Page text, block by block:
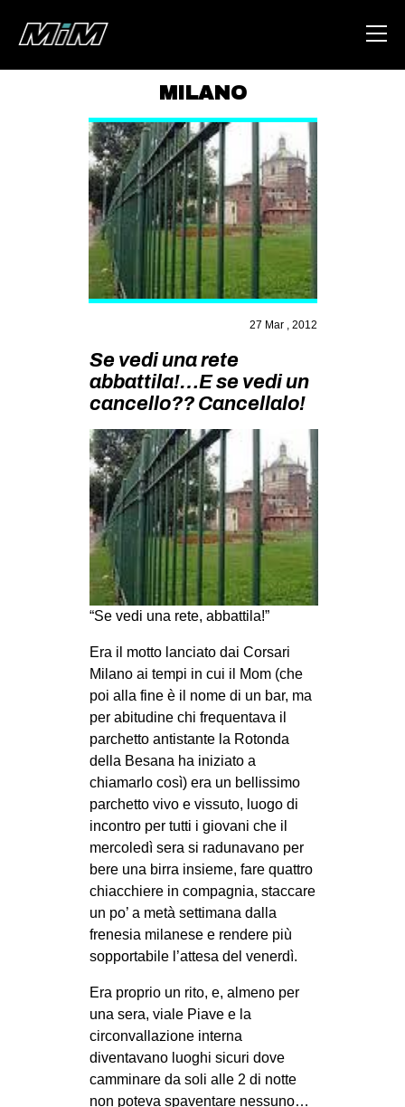
ABOUT
AREA
DEGENERAZIONE
GAZA FREESTYLE
CSOA LAMBRETTA
ZAM
MOBILITAZIONI
SPAZI
SPORT POPOLARE
MOVIMENTI
AMBIENTE
ANTIFASCISMO
GENERI
MIGRAZIONI
PRECARIATO
REPRESSIONE
STUDENTI
CULTURE
CINEMA
MANIFESTI
MUSICA
INTERNAZIONALE
AFRICA
AMERICHE
MILANO
27 Mar , 2012
Se vedi una rete
abbattila!…E se vedi un
cancello?? Cancellalo!
“Se vedi una rete, abbattila!”
Era il motto lanciato dai Corsari
Milano ai tempi in cui il Mom (che
poi alla fine è il nome di un bar, ma
per abitudine chi frequentava il
parchetto antistante la Rotonda
della Besana ha iniziato a
chiamarlo così) era un bellissimo
parchetto vivo e vissuto, luogo di
incontro per tutti i giovani che il
mercoledì sera si radunavano per
bere una birra insieme, fare quattro
chiacchiere in compagnia, staccare
un po’ a metà settimana dalla
frenesia milanese e rendere più
sopportabile l’attesa del venerdì.
Era proprio un rito, e, almeno per
una sera, viale Piave e la
circonvallazione interna
diventavano luoghi sicuri dove
camminare da soli alle 2 di notte
non poteva spaventare nessuno…